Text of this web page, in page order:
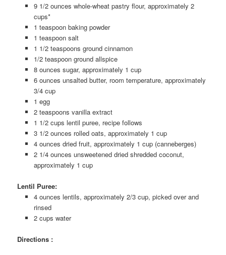
9 1/2 ounces whole-wheat pastry flour, approximately 2
cups*
1 teaspoon baking powder
1 teaspoon salt
1 1/2 teaspoons ground cinnamon
1/2 teaspoon ground allspice
8 ounces sugar, approximately 1 cup
6 ounces unsalted butter, room temperature, approximately
3/4 cup
1 egg
2 teaspoons vanilla extract
1 1/2 cups lentil puree, recipe follows
3 1/2 ounces rolled oats, approximately 1 cup
4 ounces dried fruit, approximately 1 cup (canneberges)
2 1/4 ounces unsweetened dried shredded coconut,
approximately 1 cup
Lentil Puree:
4 ounces lentils, approximately 2/3 cup, picked over and
rinsed
2 cups water
Directions :